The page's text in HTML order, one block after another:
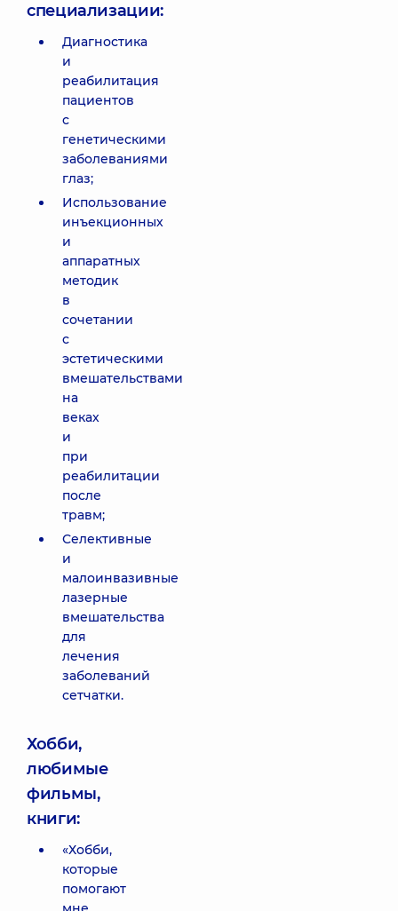
специализации:
Диагностика
и
реабилитация
пациентов
с
генетическими
заболеваниями
глаз;
Использование
инъекционных
и
аппаратных
методик
в
сочетании
с
эстетическими
вмешательствами
на
веках
и
при
реабилитации
после
травм;
Селективные
и
малоинвазивные
лазерные
вмешательства
для
лечения
заболеваний
сетчатки.
Хобби,
любимые
фильмы,
книги:
«Хобби,
которые
помогают